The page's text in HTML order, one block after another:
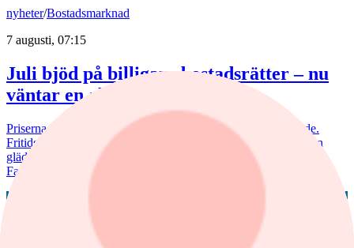
nyheter/Bostadsmarknad
7 augusti, 07:15
Juli bjöd på billigare bostadsrätter – nu
väntar en aktiv marknad
Priserna på bostadsrätter sjönk i juli medan villapriserna ökade.
Fritidshusmarknaden bjöd samtidigt på månadens tredbrott. "En
glädjande signal", menar Liza Nyberg, tf VD för Svensk
Fastighetsförmedling.